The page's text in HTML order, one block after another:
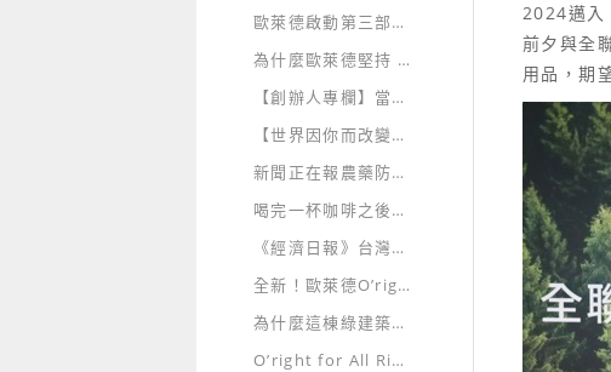
2024邁入
前夕與全
用品，期
歐萊德啟動第三部國際公益氣候紀錄片
為什麼歐萊德堅持 100% 綠電製造？
【創辦人專欄】當萊雅、LVMH砸百萬遊說，更顯PIF重要！台灣美妝業準備好被世界驗證了嗎？
【世界因你而改變】TogetherGreener
新聞正在報農藥防蚊液，而你每天擦在孩子身上的那瓶，真的了解成分嗎？
喝完一杯咖啡之後，故事還沒有結束
《經濟日報》台灣首家美妝業者 歐萊德全產品PIF建置
全新！歐萊德O’right 經典四胜肽養髮液
為什麼這棟綠建築每天有人參訪？
O’right for All Rights 為所有生命的美好而存在